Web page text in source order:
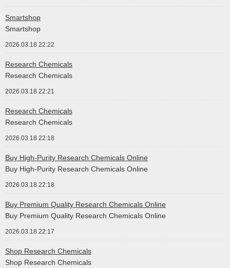
Smartshop
Smartshop
2026.03.18 22:22
Research Chemicals
Research Chemicals
2026.03.18 22:21
Research Chemicals
Research Chemicals
2026.03.18 22:18
Buy High-Purity Research Chemicals Online
Buy High-Purity Research Chemicals Online
2026.03.18 22:18
Buy Premium Quality Research Chemicals Online
Buy Premium Quality Research Chemicals Online
2026.03.18 22:17
Shop Research Chemicals
Shop Research Chemicals